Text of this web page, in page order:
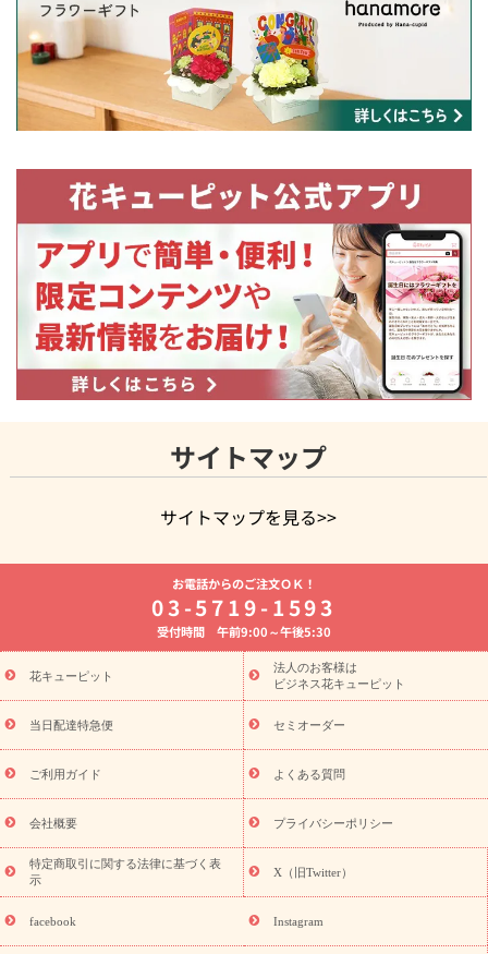
サイトマップ
サイトマップを見る>>
よく贈られる花
お祝いの花特集
誕生日フラワーギフト特集
8月の誕生花(トルコキキョウ)
開店・開業祝い
お供え・お悔やみ お供え・お悔やみの花
通夜・葬儀に贈る花 胡蝶蘭・花鉢
ーブドフラワー
季節のイベント
ひまわり ギフト・プレゼント
特集
お盆 花（新盆・初盆） 季節のイベント
お盆 花（新
盆・初盆）
お盆 花（新盆・初盆）
お盆・お供え 花とセットギ
フト
お盆・お供え プリザーブドフラワー
ひまわり ギフト・プ
レゼント特集
夏の花贈り・お中元・暑中見舞い 花のギフト特集
敬老の日におくる花ギフト・プレゼント特集
花ギフト・プレゼント特集
敬老の日 花のおすすめランキング
敬
老の日 花鉢植えのギフト・プレゼント特集
敬老の日 花とセットギ
フト・プレゼント特集
敬老の日の花 全てのギフト一覧
キャン
ペーン
「きょう誕生日なんです」キャンペーン
探す
誕生日フラワーギフト 誕生日フラワーギフト特集
誕生
日フラワーギフト商品一覧
ユリ トルコキキョウ
誕生花(トルコキキョウ)
9月の誕生花(リンドウ)
誕生日セット
お電話からのご注文ＯＫ！
03-5719-1593
受付時間 午前9:00～午後5:30
花キューピット
法人のお客様は
ビジネス花キューピット
当日配達特急便 セミオーダー
ご利用ガイド よくある質問
会社概要 プライバシーポリシー
特定商取引に関する法律に基づく表
示
X（旧Twitter）
facebook Instagram